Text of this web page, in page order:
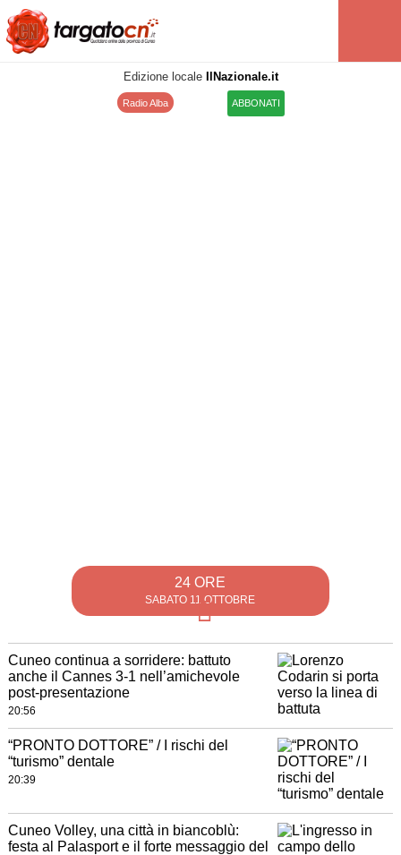
Edizione locale IlNazionale.it
Radio Alba ABBONATI
24 ORE
SABATO 11 OTTOBRE
Cuneo continua a sorridere: battuto
anche il Cannes 3-1 nell’amichevole
post-presentazione
20:56
“PRONTO DOTTORE” / I rischi del
“turismo” dentale
20:39
Cuneo Volley, una città in biancoblù:
festa al Palasport e il forte messaggio del